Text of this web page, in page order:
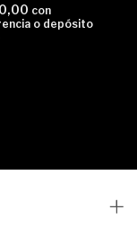
con
o depósito